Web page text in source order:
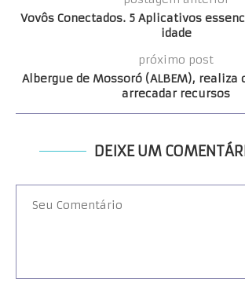
Vovôs Conectados. 5 Aplicativos
idade
próximo post
Albergue de Mossoró (ALBEM), realiza
arrecadar recursos
DEIXE UM